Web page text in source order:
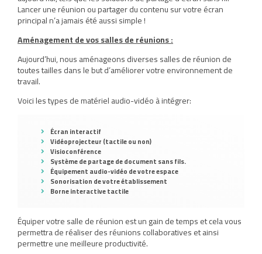
Lancer une réunion ou partager du contenu sur votre écran
principal n’a jamais été aussi simple !
Aménagement de vos salles de réunions :
Aujourd’hui, nous aménageons diverses salles de réunion de
toutes tailles dans le but d’améliorer votre environnement de
travail.
Voici les types de matériel audio-vidéo à intégrer:
Écran interactif
Vidéoprojecteur (tactile ou non)
Visioconférence
Système de partage de document sans fils.
Équipement audio-vidéo de votre espace
Sonorisation de votre établissement
Borne interactive tactile
Équiper votre salle de réunion est un gain de temps et cela vous
permettra de réaliser des réunions collaboratives et ainsi
permettre une meilleure productivité.